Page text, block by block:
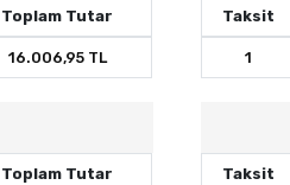
Toplam Tutar
16.006,95 TL
Taksit
1
Toplam Tutar Taksit